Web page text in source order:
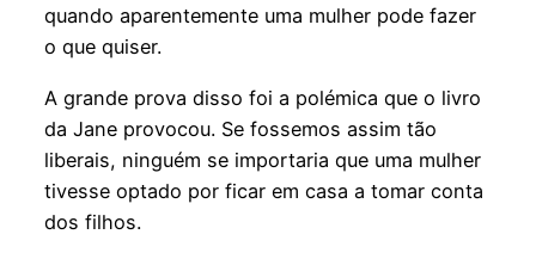
quando aparentemente uma mulher pode fazer
o que quiser.
A grande prova disso foi a polémica que o livro
da Jane provocou. Se fossemos assim tão
liberais, ninguém se importaria que uma mulher
tivesse optado por ficar em casa a tomar conta
dos filhos.